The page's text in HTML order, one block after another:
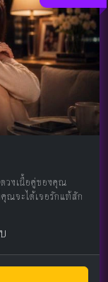
วงเนื้อคู่ของคุณ
ณจะได้เจอรักแท้สัก